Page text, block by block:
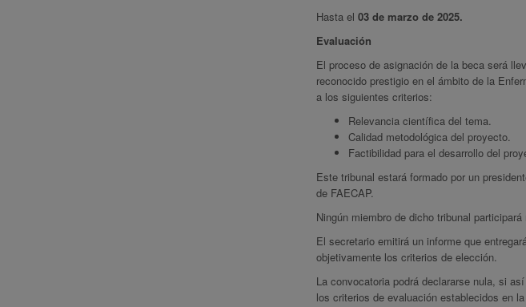
Hasta el 03 de marzo de 2025.
Evaluación
El proceso de asignación de la beca será
reconocido prestigio en el ámbito de la
a los siguientes criterios:
Relevancia científica del tema.
Calidad metodológica del proyecto.
Factibilidad para el desarrollo del
Este tribunal estará formado por un
de FAECAP.
Ningún miembro de dicho tribunal
El secretario emitirá un informe que
objetivamente los criterios de elección.
La convocatoria podrá declararse nula, si
los criterios de evaluación establecidos en